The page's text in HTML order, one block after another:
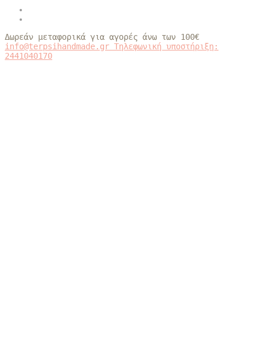
Δωρεάν μεταφορικά για αγορές άνω των 100€
info@terpsihandmade.gr Τηλεφωνική υποστήριξη:
2441040170